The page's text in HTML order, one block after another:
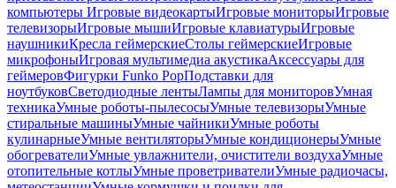
компьютеры Игровые видеокартыИгровые мониторыИгровые
телевизорыИгровые мышиИгровые клавиатурыИгровые
наушникиКресла геймерскиеСтолы геймерскиеИгровые
микрофоныИгровая мультимедиа акустикаАксессуары для
геймеровФигурки Funko PopПодставки для
ноутбуковСветодиодные лентыЛампы для мониторовУмная
техникаУмные роботы-пылесосыУмные телевизорыУмные
стиральные машиныУмные чайникиУмные роботы
кулинарныеУмные вентиляторыУмные кондиционерыУмные
обогревателиУмные увлажнители, очистители воздухаУмные
отопительные котлыУмные проветривателиУмные радиочасы,